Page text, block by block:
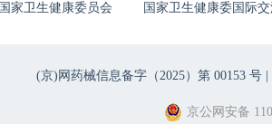
国家卫生健康委员会 国家卫生健康委国际
(京)网药械信息备字（2025）第 00153 号 |
京公网安备